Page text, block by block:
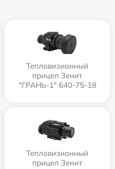
Тепловизионный
прицел Зенит
"ГРАНЬ-1" 640-75-18
Тепловизионный
прицел Зенит